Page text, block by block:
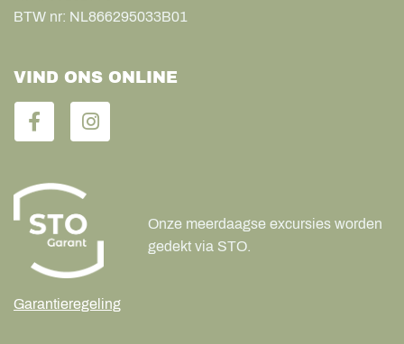
BTW nr: NL866295033B01
VIND ONS ONLINE
Garantieregeling
Onze meerdaagse excursies worden
gedekt via STO.